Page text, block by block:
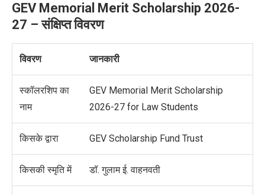
GEV Memorial Merit Scholarship 2026-
27 – संक्षिप्त विवरण
विवरण जानकारी
स्कॉलरशिप का
नाम
GEV Memorial Merit Scholarship
2026-27 for Law Students
किसके द्वारा GEV Scholarship Fund Trust
किसकी स्मृति में डॉ. गुलाम ई. वाहनवती